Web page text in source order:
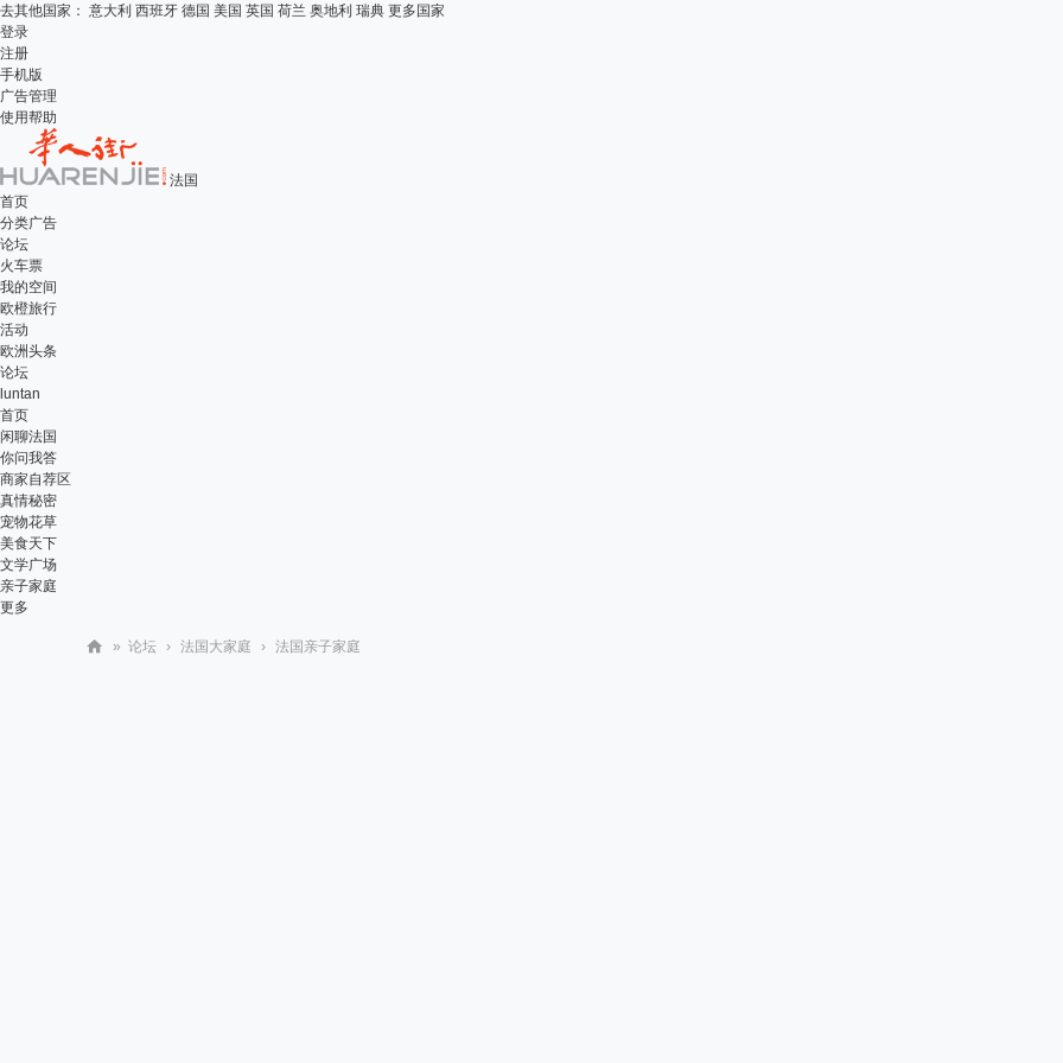
去其他国家： 意大利 西班牙 德国 美国 英国 荷兰 奥地利 瑞典 更多国家
登录
注册
手机版
广告管理
使用帮助
法国
首页
分类广告
论坛
火车票
我的空间
欧橙旅行
活动
欧洲头条
论坛
luntan
首页
闲聊法国
你问我答
商家自荐区
真情秘密
宠物花草
美食天下
文学广场
亲子家庭
更多
» 论坛 › 法国大家庭 › 法国亲子家庭